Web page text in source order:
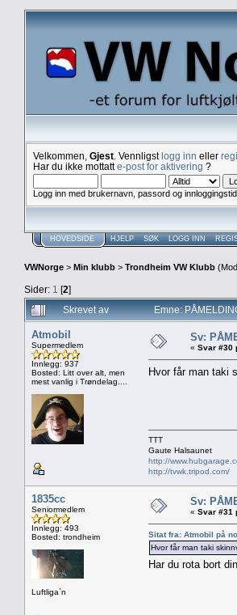
Velkommen, Gjest . Vennligstlogg inn eller
Har du ikke mottatte-post for aktivering ?
Logg inn med brukernavn, passord og innloggingstid
HOVEDSIDE HJELP SØK LOGG INN
VWNorge > Min klubb > Trondheim VW Klubb
Sider: 1 [2]
Skrevet av
Emne:
Atmobil
Supermedlem
Innlegg: 937
Bosted: Litt over alt, men
mest vanlig i Trøndelag....
Sv:
« Svar #30
Hvor får man taki
TTT
Gaute Halsaunet
http://
http://tvwk.tripod.com/
1835cc
Seniormedlem
Innlegg: 493
Bosted: trondheim
Luftliga`n
Sv:
« Svar #31
Sitat fra: Atmobil på
Hvor får man taki
Har du rota bort